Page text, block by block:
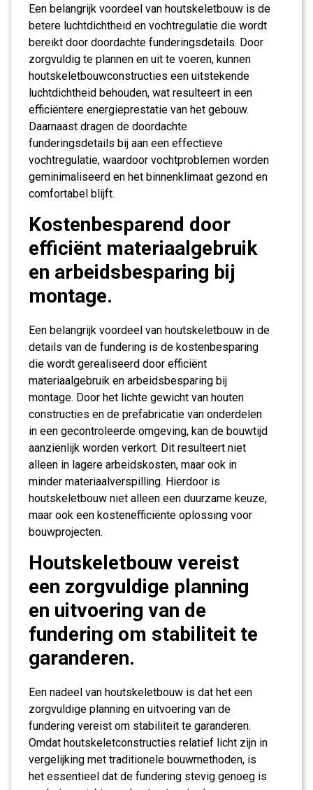
Een belangrijk voordeel van houtskeletbouw is de
betere luchtdichtheid en vochtregulatie die wordt
bereikt door doordachte funderingsdetails. Door
zorgvuldig te plannen en uit te voeren, kunnen
houtskeletbouwconstructies een uitstekende
luchtdichtheid behouden, wat resulteert in een
efficiëntere energieprestatie van het gebouw.
Daarnaast dragen de doordachte
funderingsdetails bij aan een effectieve
vochtregulatie, waardoor vochtproblemen worden
geminimaliseerd en het binnenklimaat gezond en
comfortabel blijft.
Kostenbesparend door
efficiënt materiaalgebruik
en arbeidsbesparing bij
montage.
Een belangrijk voordeel van houtskeletbouw in de
details van de fundering is de kostenbesparing
die wordt gerealiseerd door efficiënt
materiaalgebruik en arbeidsbesparing bij
montage. Door het lichte gewicht van houten
constructies en de prefabricatie van onderdelen
in een gecontroleerde omgeving, kan de bouwtijd
aanzienlijk worden verkort. Dit resulteert niet
alleen in lagere arbeidskosten, maar ook in
minder materiaalverspilling. Hierdoor is
houtskeletbouw niet alleen een duurzame keuze,
maar ook een kostenefficiënte oplossing voor
bouwprojecten.
Houtskeletbouw vereist
een zorgvuldige planning
en uitvoering van de
fundering om stabiliteit te
garanderen.
Een nadeel van houtskeletbouw is dat het een
zorgvuldige planning en uitvoering van de
fundering vereist om stabiliteit te garanderen.
Omdat houtskeletconstructies relatief licht zijn in
vergelijking met traditionele bouwmethoden, is
het essentieel dat de fundering stevig genoeg is